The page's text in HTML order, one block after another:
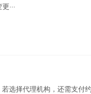
···
择代理机构，还需支付